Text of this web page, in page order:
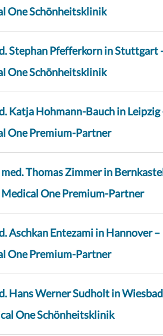
One Schönheitsklinik
Stephan Pfefferkorn in Stuttgart
One Schönheitsklinik
Katja Hohmann-Bauch in Leipzig
One Premium-Partner
Thomas Zimmer in
Medical One Premium-Partner
Aschkan Entezami in Hannover –
One Premium-Partner
Hans Werner Sudholt in
One Schönheitsklinik